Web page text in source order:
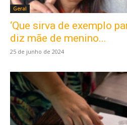
Geral
‘Que sirva de exemplo
diz mãe de menino...
25 de junho de 2024